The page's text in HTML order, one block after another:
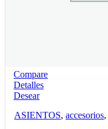
Compare
Detalles
Desear
ASIENTOS, accesorios,